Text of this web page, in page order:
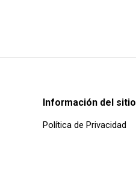
Información del sitio
Política de Privacidad